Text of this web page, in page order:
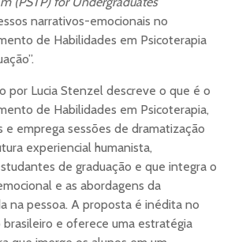
narrativos-emocionais no
de Habilidades em Psicoterapia
por Lucia Stenzel descreve o que é o
de Habilidades em Psicoterapia,
e emprega sessões de dramatização
experiencial humanista,
de graduação e que integra o
e as abordagens da
na pessoa. A proposta é inédita no
e oferece uma estratégia